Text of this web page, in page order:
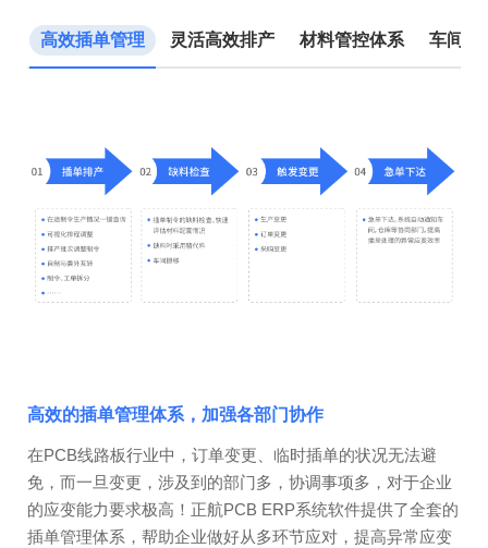
高效插单管理 灵活高效排产 材料管控体系 车间管
高效的插单管理体系，加强各部门协作
在PCB线路板行业中，订单变更、临时插单的状况无法避
免，而一旦变更，涉及到的部门多，协调事项多，对于企业
的应变能力要求极高！正航PCB ERP系统软件提供了全套的
插单管理体系，帮助企业做好从多环节应对，提高异常应变